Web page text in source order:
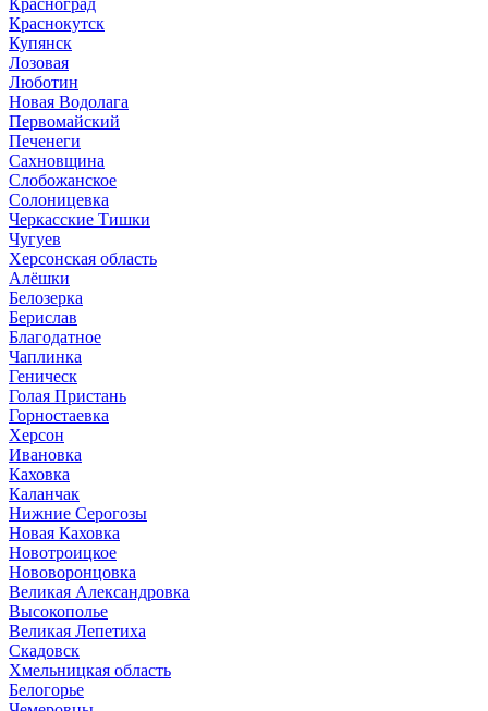
Красноград
Краснокутск
Купянск
Лозовая
Люботин
Новая Водолага
Первомайский
Печенеги
Сахновщина
Слобожанское
Солоницевка
Черкасские Тишки
Чугуев
Херсонская область
Алёшки
Белозерка
Берислав
Благодатное
Чаплинка
Геническ
Голая Пристань
Горностаевка
Херсон
Ивановка
Каховка
Каланчак
Нижние Серогозы
Новая Каховка
Новотроицкое
Нововоронцовка
Великая Александровка
Высокополье
Великая Лепетиха
Скадовск
Хмельницкая область
Белогорье